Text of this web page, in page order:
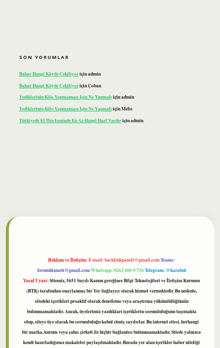
SON YORUMLAR
Bahar Hangi Köyde Çekiliyoriçinadmin
Bahar Hangi Köyde ÇekiliyoriçinÇoban
Yediklerinin Kilo Yapmaması Için Ne Yapmalıiçinadmin
Yediklerinin Kilo Yapmaması Için Ne YapmalıiçinMelis
Türkiyede 81 Ilin Isminde En Az Hangi Harf Vardıriçinadmin
Reklam ve İletişim:E-mail:backlinkpaneli@gmail.comTeams:
forumhizmeti@gmail.comWhatsapp: 0262 606 0 726Telegram: @karabul
Yasal Uyarı:Sitemiz, 5651 Sayılı Kanun gereğince Bilgi Teknolojileri ve İletişim Kurumu
(BTK) tarafından onaylanmış bir Yer Sağlayıcı olarak hizmet vermektedir. Bu nedenle,
sitedeki içerikleri proaktif olarak denetleme veya araştırma yükümlülüğümüz
bulunmamaktadır. Ancak, üyelerimiz yazdıkları içeriklerin sorumluluğunu taşımakta
olup, siteye üye olarak bu sorumluluğu kabul etmiş sayılırlar. Bu internet sitesi, herhangi
bir marka, kurum veya şahıs şirketi ile hiçbir bağlantısı bulunmamaktadır. Sitede yalnızca
kendi hazırladığımız makaleler paylaşılmaktadır. Burada yer alan içerikler haber niteliği